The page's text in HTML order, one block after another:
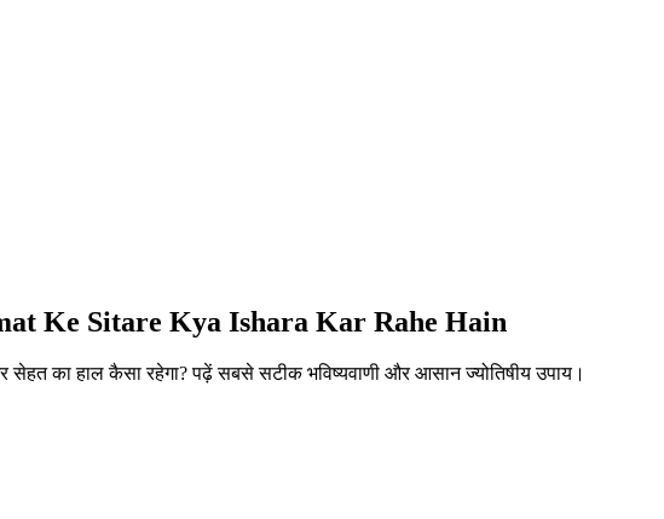
Ke Sitare Kya Ishara Kar Rahe Hain
का हाल कैसा रहेगा? पढ़ें सबसे सटीक भविष्यवाणी और आसान ज्योतिषीय उपाय।